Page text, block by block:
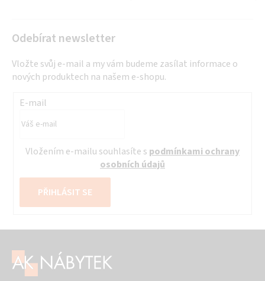
Odebírat newsletter
Vložte svůj e-mail a my vám budeme zasílat informace o
nových produktech na našem e-shopu.
E-mail
Vložením e-mailu souhlasíte s podmínkami ochrany
osobních údajů
PŘIHLÁSIT SE